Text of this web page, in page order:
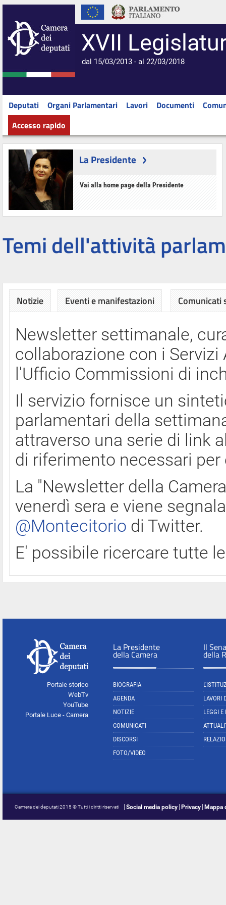
XVII
dal 15/03/2013 - al 22/03/2018
Deputati Organi Parlamentari Lavori Documenti
Accesso rapido
La Presidente
Vai alla home page della Presidente
Temi dell'attività
Notizie Eventi e manifestazioni Comunicati
Newsletter settimanale,
collaborazione con i
l'Ufficio Commissioni di
Il servizio fornisce un
parlamentari della
attraverso una serie di link
di riferimento necessari
La "Newsletter della
venerdì sera e viene
@Montecitorio di Twitter.
E' possibile ricercare tutte
Portale storico
WebTv
YouTube
Portale Luce - Camera
La Presidente
della Camera
BIOGRAFIA
AGENDA
NOTIZIE
COMUNICATI
DISCORSI
FOTO/VIDEO
Il
della
LAVORI
LEGGI E
Camera dei deputati 2015 © Tutti i diritti riservati Social media policy Privacy Mappa